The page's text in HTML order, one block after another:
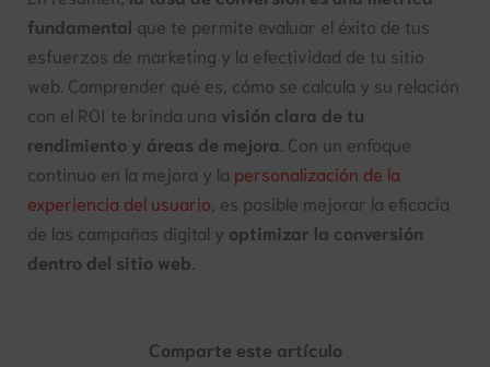
fundamental que te permite evaluar el éxito de tus
esfuerzos de marketing y la efectividad de tu sitio
web. Comprender qué es, cómo se calcula y su relación
con el ROI te brinda una visión clara de tu
rendimiento y áreas de mejora. Con un enfoque
continuo en la mejora y la personalización de la
experiencia del usuario, es posible mejorar la eficacia
de las campañas digital y optimizar la conversión
dentro del sitio web.
Comparte este artículo